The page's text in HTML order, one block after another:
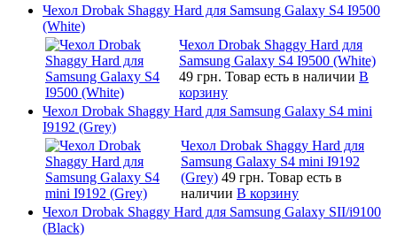
Чехол Drobak Shaggy Hard для Samsung Galaxy S4 I9500
(White)
Чехол Drobak Shaggy Hard для
Samsung Galaxy S4 I9500 (White)
49 грн. Товар есть в наличии В
корзину
Чехол Drobak Shaggy Hard для Samsung Galaxy S4 mini
I9192 (Grey)
Чехол Drobak Shaggy Hard для
Samsung Galaxy S4 mini I9192
(Grey) 49 грн. Товар есть в
наличии В корзину
Чехол Drobak Shaggy Hard для Samsung Galaxy SII/i9100
(Black)